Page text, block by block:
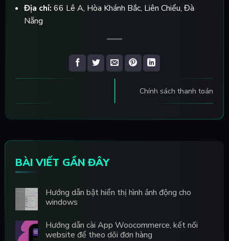
Địa chỉ: 66 Lê A, Hòa Khánh Bắc, Liên Chiểu, Đà
Nẵng
Chính sách thanh toán
BÀI VIẾT GẦN ĐÂY
Hướng dẫn bật hiển thị hình ảnh động cho
windows
Hướng dẫn cài App Woocommerce, kết nối
website để theo dõi đơn hàng